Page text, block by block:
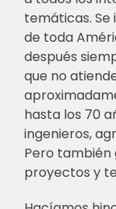
temáticas. Se
de toda
después
que no
hasta los 70
ingenieros,
Pero también
proyectos y